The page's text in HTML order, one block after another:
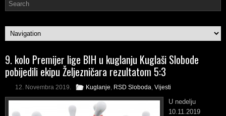
9. kolo Premijer lige BIH u kuglanju Kuglaši Slobode
pobijedili ekipu Željezničara rezultatom 5:3
12. Novembra 2019. Kuglanje RSD Sloboda Vijesti
U nedelju
10.11.2019